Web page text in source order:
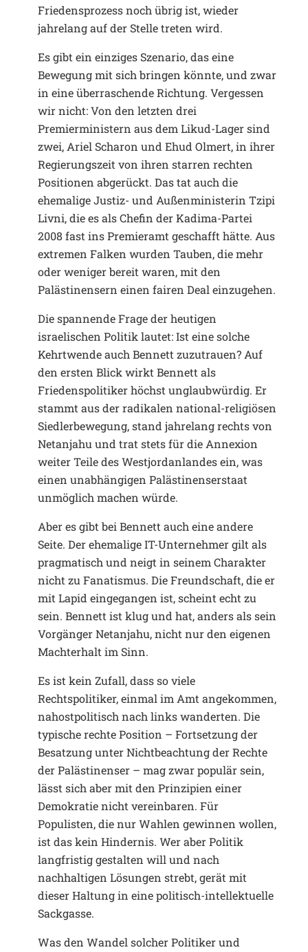
Friedensprozess noch übrig ist, wieder
jahrelang auf der Stelle treten wird.
Es gibt ein einziges Szenario, das eine
Bewegung mit sich bringen könnte, und zwar
in eine überraschende Richtung. Vergessen
wir nicht: Von den letzten drei
Premierministern aus dem Likud-Lager sind
zwei, Ariel Scharon und Ehud Olmert, in ihrer
Regierungszeit von ihren starren rechten
Positionen abgerückt. Das tat auch die
ehemalige Justiz- und Außenministerin Tzipi
Livni, die es als Chefin der Kadima-Partei
2008 fast ins Premieramt geschafft hätte. Aus
extremen Falken wurden Tauben, die mehr
oder weniger bereit waren, mit den
Palästinensern einen fairen Deal einzugehen.
Die spannende Frage der heutigen
israelischen Politik lautet: Ist eine solche
Kehrtwende auch Bennett zuzutrauen? Auf
den ersten Blick wirkt Bennett als
Friedenspolitiker höchst unglaubwürdig. Er
stammt aus der radikalen national-religiösen
Siedlerbewegung, stand jahrelang rechts von
Netanjahu und trat stets für die Annexion
weiter Teile des Westjordanlandes ein, was
einen unabhängigen Palästinenserstaat
unmöglich machen würde.
Aber es gibt bei Bennett auch eine andere
Seite. Der ehemalige IT-Unternehmer gilt als
pragmatisch und neigt in seinem Charakter
nicht zu Fanatismus. Die Freundschaft, die er
mit Lapid eingegangen ist, scheint echt zu
sein. Bennett ist klug und hat, anders als sein
Vorgänger Netanjahu, nicht nur den eigenen
Machterhalt im Sinn.
Es ist kein Zufall, dass so viele
Rechtspolitiker, einmal im Amt angekommen,
nahostpolitisch nach links wanderten. Die
typische rechte Position – Fortsetzung der
Besatzung unter Nichtbeachtung der Rechte
der Palästinenser – mag zwar populär sein,
lässt sich aber mit den Prinzipien einer
Demokratie nicht vereinbaren. Für
Populisten, die nur Wahlen gewinnen wollen,
ist das kein Hindernis. Wer aber Politik
langfristig gestalten will und nach
nachhaltigen Lösungen strebt, gerät mit
dieser Haltung in eine politisch-intellektuelle
Sackgasse.
Was den Wandel solcher Politiker und